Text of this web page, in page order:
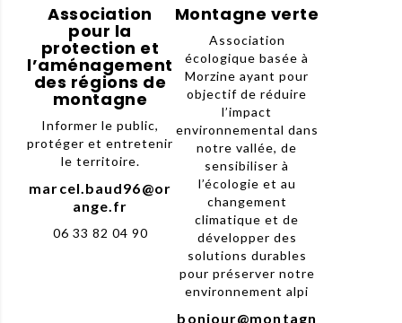
Association
pour la
protection et
l’aménagement
des régions de
montagne
Informer le public,
protéger et entretenir
le territoire.
marcel.baud96@or
ange.fr
06 33 82 04 90
Montagne verte
Association
écologique basée à
Morzine ayant pour
objectif de réduire
l’impact
environnemental dans
notre vallée, de
sensibiliser à
l’écologie et au
changement
climatique et de
développer des
solutions durables
pour préserver notre
environnement alpi
bonjour@montagn